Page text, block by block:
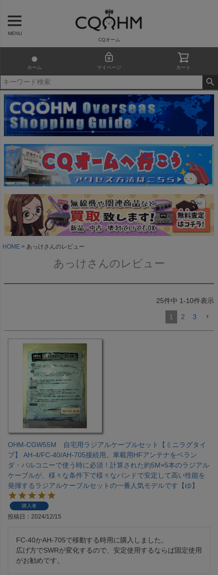
MENU
CQオーム
ホーム マイページ カート
HOME あっけさんのレビュー
あっけさんのレビュー
25件中 1-10件表示
1 2 3
OHM-CGW55M 自宅用ラジアルケーブルセット【ミニラグタイ
プ】 AH-4/FC-40/AH-705接続用。車載用HFアンテナをベラン
ダ・バルコニーで使う時に必須！計算された約5M×5本のラジアル
ケーブルが、様々な条件下で様々なバンドで安定して高い性能を
発揮するラジアルケーブルセットの一番人気モデルです【ゆ】
購入者
投稿日 2024/12/15
FC-40かAH-705で移動する時用に購入しました。
広げ方でSWRが変化するので、安定使用するならば固定使用
がお勧めです。